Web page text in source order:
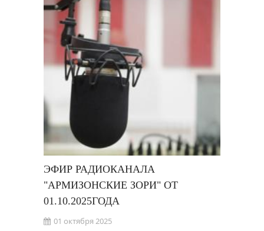
ЭФИР РАДИОКАНАЛА
"АРМИЗОНСКИЕ ЗОРИ" ОТ
01.10.2025ГОДА
01 октября 2025